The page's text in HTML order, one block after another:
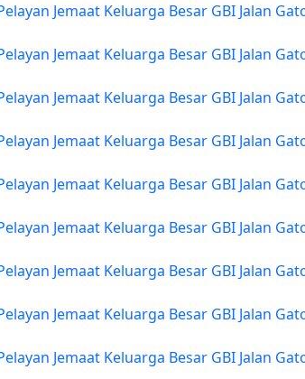
Jemaat Keluarga Besar GBI Jalan
Jemaat Keluarga Besar GBI Jalan
Jemaat Keluarga Besar GBI Jalan
Jemaat Keluarga Besar GBI Jalan
Jemaat Keluarga Besar GBI Jalan
Jemaat Keluarga Besar GBI Jalan
Jemaat Keluarga Besar GBI Jalan
Jemaat Keluarga Besar GBI Jalan
Jemaat Keluarga Besar GBI Jalan